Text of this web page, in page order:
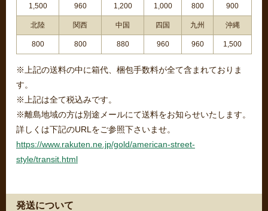
1,500 960 1,200 1,000 800 900
北陸 関西 中国 四国 九州 沖縄
800 800 880 960 960 1,500
※上記の送料の中に箱代、梱包手数料が全て含まれておりま
す。
※上記は全て税込みです。
※離島地域の方は別途メールにて送料をお知らせいたします。
詳しくは下記のURLをご参照下さいませ。
https://www.rakuten.ne.jp/gold/american-street-
style/transit.html
発送について